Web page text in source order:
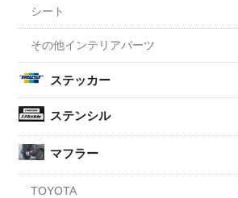
シート
その他インテリアパーツ
ステッカー
ステンシル
マフラー
TOYOTA